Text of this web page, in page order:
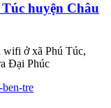
huyện Châu
wifi ở xã Phú Túc,
Đại Phúc